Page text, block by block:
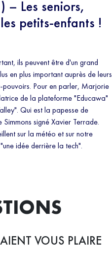
Les seniors,
petits-enfants !
ils peuvent être d'un grand
en plus important auprès de leurs
pouvoirs. Pour en parler, Marjorie
de la plateforme "Educawa"
Qui est la papesse de
signé Xavier Terrade.
sur la météo et sur notre
idée derrière la tech".
VOUS PLAIRE